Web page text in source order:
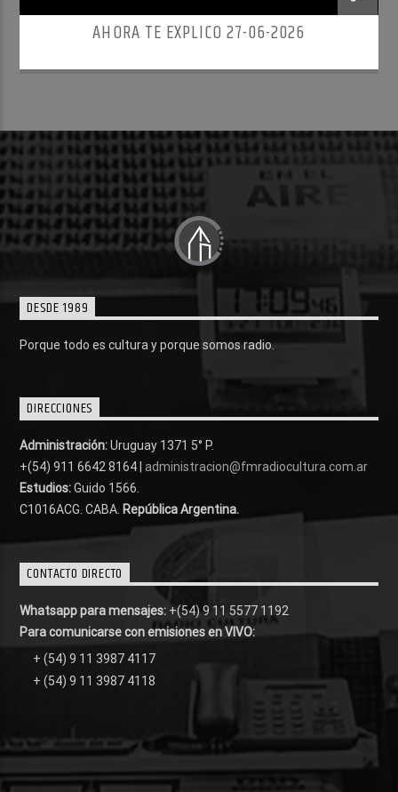
AHORA TE EXPLICO 27-06-2026
DESDE 1989
Porque todo es cultura y porque somos radio.
DIRECCIONES
Administración:Uruguay 1371 5° P.
+(54) 911 6642 8164 | administracion@fmradiocultura.com.ar
Estudios:Guido 1566.
C1016ACG. CABA. República Argentina.
CONTACTO DIRECTO
Whatsapp para mensajes: +(54) 9 11 5577 1192
Para comunicarse con emisiones en VIVO:
+ (54) 9 11 3987 4117
+ (54) 9 11 3987 4118